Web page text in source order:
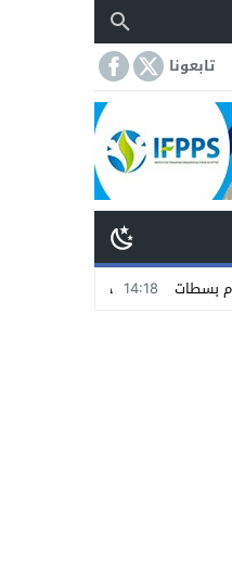
تابعونا
14:18 جمعية تجار الشاوية بسطات